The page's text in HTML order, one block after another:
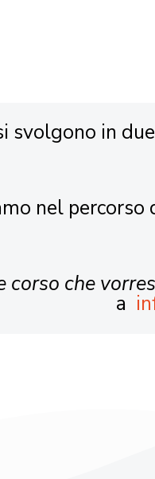
svolgono in
nel percorso
corso che
a